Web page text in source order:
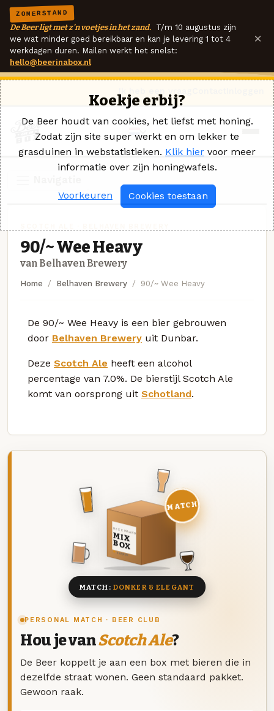
ZOMERSTAND
De Beer ligt met z'n voetjes in het zand. T/m 10 augustus zijn
we wat minder goed bereikbaar en kan je levering 1 tot 4
werkdagen duren. Mailen werkt het snelst:
hello@beerinabox.nl
×
90/~ Wee Heavy
van Belhaven Brewery
Home Belhaven Brewery 90/~ Wee Heavy
De 90/~ Wee Heavy is een bier gebrouwen
door Belhaven Brewery uit Dunbar.
Deze Scotch Ale heeft een alcohol
percentage van 7.0%. De bierstijl Scotch Ale
komt van oorsprong uit Schotland.
PERSONAL MATCH · BEER CLUB
Hou je vanScotch Ale?
De Beer koppelt je aan een box met bieren die in
dezelfde straat wonen. Geen standaard pakket.
Gewoon raak.
DEZE MAAND
MIX
BOX
8 BIEREN
MATCH
MATCH: DONKER & ELEGANT
Koekje erbij?
De Beer houdt van cookies, het liefst met honing.
Zodat zijn site super werkt en om lekker te
grasduinen in webstatistieken. Klik hier voor meer
informatie over zijn honingwafels.
Voorkeuren Cookies toestaan